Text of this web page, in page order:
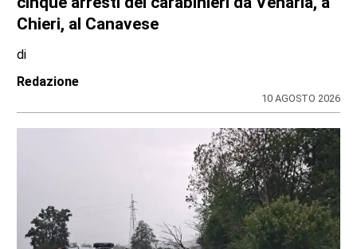
dell’attività questa settimana in Consiglio
regionale
di
Redazione CRP